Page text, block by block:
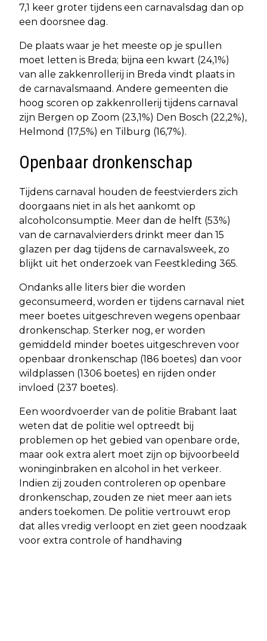
7,1 keer groter tijdens een carnavalsdag dan op
een doorsnee dag.
De plaats waar je het meeste op je spullen
moet letten is Breda; bijna een kwart (24,1%)
van alle zakkenrollerij in Breda vindt plaats in
de carnavalsmaand. Andere gemeenten die
hoog scoren op zakkenrollerij tijdens carnaval
zijn Bergen op Zoom (23,1%) Den Bosch (22,2%),
Helmond (17,5%) en Tilburg (16,7%).
Openbaar dronkenschap
Tijdens carnaval houden de feestvierders zich
doorgaans niet in als het aankomt op
alcoholconsumptie. Meer dan de helft (53%)
van de carnavalvierders drinkt meer dan 15
glazen per dag tijdens de carnavalsweek, zo
blijkt uit het onderzoek van Feestkleding 365.
Ondanks alle liters bier die worden
geconsumeerd, worden er tijdens carnaval niet
meer boetes uitgeschreven wegens openbaar
dronkenschap. Sterker nog, er worden
gemiddeld minder boetes uitgeschreven voor
openbaar dronkenschap (186 boetes) dan voor
wildplassen (1306 boetes) en rijden onder
invloed (237 boetes).
Een woordvoerder van de politie Brabant laat
weten dat de politie wel optreedt bij
problemen op het gebied van openbare orde,
maar ook extra alert moet zijn op bijvoorbeeld
woninginbraken en alcohol in het verkeer.
Indien zij zouden controleren op openbare
dronkenschap, zouden ze niet meer aan iets
anders toekomen. De politie vertrouwt erop
dat alles vredig verloopt en ziet geen noodzaak
voor extra controle of handhaving